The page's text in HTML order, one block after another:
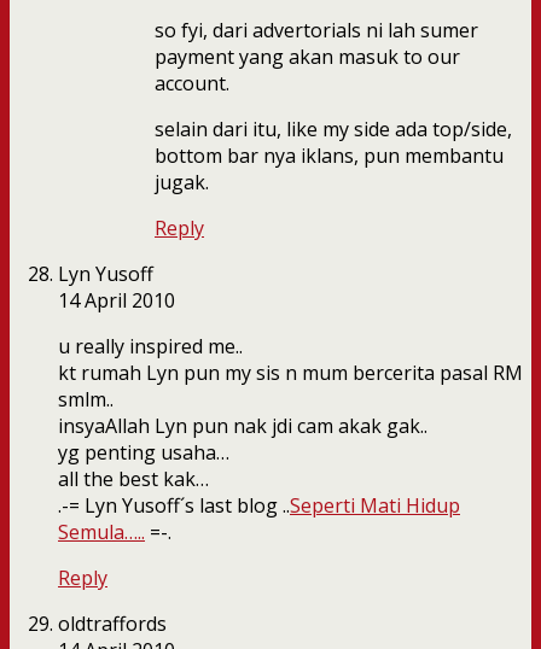
so fyi, dari advertorials ni lah sumer
payment yang akan masuk to our
account.
selain dari itu, like my side ada top/side,
bottom bar nya iklans, pun membantu
jugak.
Reply
Lyn Yusoff
14 April 2010
u really inspired me..
kt rumah Lyn pun my sis n mum bercerita pasal RM
smlm..
insyaAllah Lyn pun nak jdi cam akak gak..
yg penting usaha…
all the best kak…
.-= Lyn Yusoff´s last blog ..Seperti Mati Hidup
Semula….. =-.
Reply
oldtraffords